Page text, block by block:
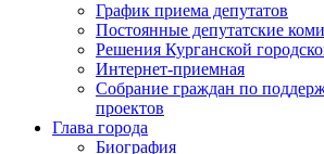
График приема депутатов
Постоянные депутатские
Решения Курганской
Интернет-приемная
Собрание граждан по
проектов
Глава города
Биография